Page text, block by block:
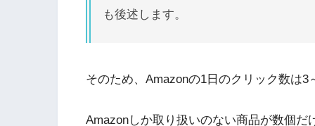
も後述します。
そのため、Amazonの1日のクリック数は3
Amazonしか取り扱いのない商品が数個